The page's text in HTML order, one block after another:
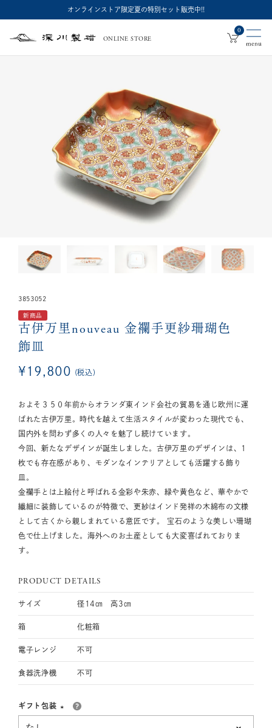
オンラインストア限定夏の特別セット販売中!!
深
ONLINE STORE
0
3853052
新商品
古伊万里nouveau 金襴手更紗珊瑚色
飾皿
¥ 19,800 税込
およそ３５０年前からオランダ東インド会社の貿易を通じ欧州に運
ばれた古伊万里。時代を越えて生活スタイルが変わった現代でも、
国内外を問わず多くの人々を魅了し続けています。
今回、新たなデザインが誕生しました。古伊万里のデザインは、1
枚でも存在感があり、モダンなインテリアとしても活躍する飾り
皿。
金襴手とは上絵付と呼ばれる金彩や朱赤、緑や黄色など、華やかで
繊細に装飾しているのが特徴で、更紗はインド発祥の木綿布の文様
として古くから親しまれている意匠です。 宝石のような美しい珊瑚
色で仕上げました。海外へのお土産としても大変喜ばれておりま
す。
PRODUCT DETAILS
サイズ 径14㎝ 高3㎝
箱 化粧箱
電子レンジ 不可
食器洗浄機 不可
ギフト包装